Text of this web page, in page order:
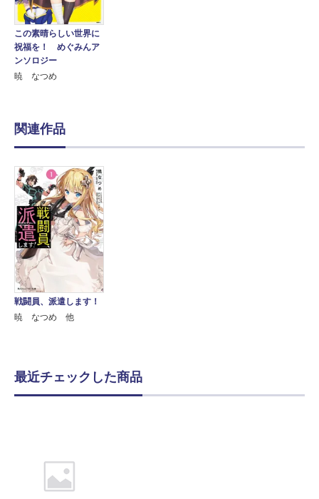
この素晴らしい世界に
祝福を！ めぐみんア
ンソロジー
暁 なつめ
関連作品
戦闘員、派遣します！
暁 なつめ 他
最近チェックした商品